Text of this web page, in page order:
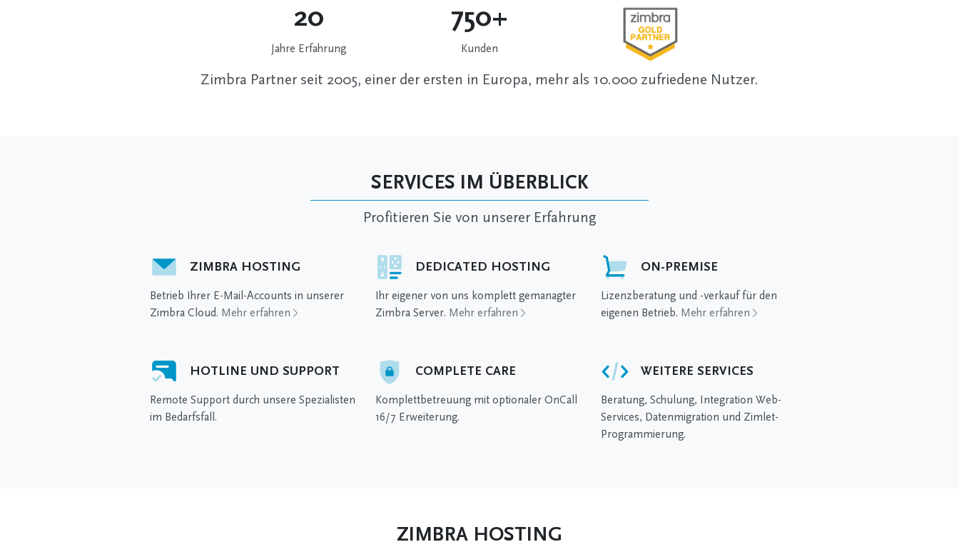
20
Jahre Erfahrung
750+
Kunden
Zimbra Partner seit 2005, einer der ersten in Europa, mehr als 10.000 zufriedene Nutzer.
SERVICES IM ÜBERBLICK
Profitieren Sie von unserer Erfahrung
ZIMBRA HOSTING
Betrieb Ihrer E-Mail-Accounts in unserer
Zimbra Cloud. Mehr erfahren
DEDICATED HOSTING
Ihr eigener von uns komplett gemanagter
Zimbra Server. Mehr erfahren
ON-PREMISE
Lizenzberatung und -verkauf für den
eigenen Betrieb. Mehr erfahren
HOTLINE UND SUPPORT
Remote Support durch unsere Spezialisten
im Bedarfsfall.
COMPLETE CARE
Komplettbetreuung mit optionaler OnCall
16/7 Erweiterung.
WEITERE SERVICES
Beratung, Schulung, Integration Web-
Services, Datenmigration und Zimlet-
Programmierung.
ZIMBRA HOSTING